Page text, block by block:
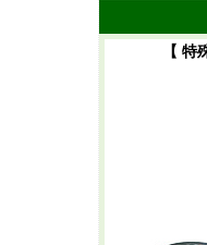
【 特